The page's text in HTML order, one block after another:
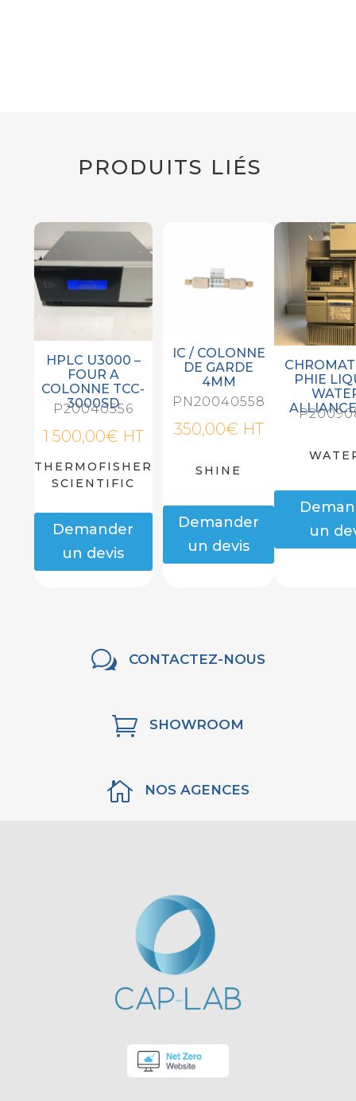
PRODUITS LIÉS
HPLC U3000 –
FOUR A
COLONNE TCC-
3000SD
P20040556
1 500,00€ HT
THERMOFISHER
SCIENTIFIC
Demander
un devis
IC / COLONNE
DE GARDE
4MM
PN20040558
350,00€ HT
SHINE
Demander
un devis
PHIE
un
w CONTACTEZ-NOUS
 SHOWROOM
 NOS AGENCES